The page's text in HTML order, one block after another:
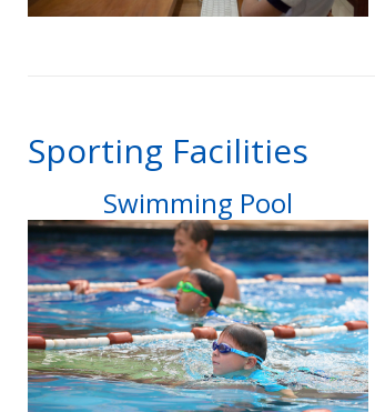
Sporting Facilities
Swimming Pool